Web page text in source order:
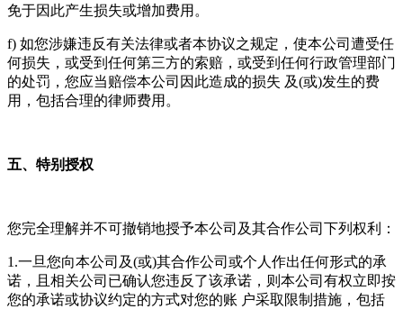
免于因此产生损失或增加费用。
f) 如您涉嫌违反有关法律或者本协议之规定，使本公司遭受任
何损失，或受到任何第三方的索赔，或受到任何行政管理部门
的处罚，您应当赔偿本公司因此造成的损失 及(或)发生的费
用，包括合理的律师费用。
五、特别授权
您完全理解并不可撤销地授予本公司及其合作公司下列权利：
1.一旦您向本公司及(或)其合作公司或个人作出任何形式的承
诺，且相关公司已确认您违反了该承诺，则本公司有权立即按
您的承诺或协议约定的方式对您的账 户采取限制措施，包括